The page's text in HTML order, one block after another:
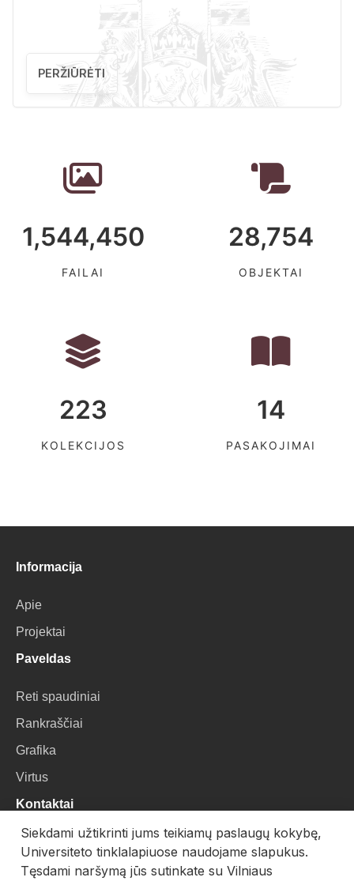
PERŽIŪRĖTI
1,544,450
FAILAI
28,754
OBJEKTAI
223
KOLEKCIJOS
14
PASAKOJIMAI
Informacija
Apie
Projektai
Paveldas
Reti spaudiniai
Rankraščiai
Grafika
Virtus
Kontaktai
VU Biblioteka
Universiteto g. 3, LT-01122, Vilnius
Siekdami užtikrinti jums teikiamų paslaugų kokybę,
Universiteto tinklalapiuose naudojame slapukus.
Tęsdami naršymą jūs sutinkate su Vilniaus